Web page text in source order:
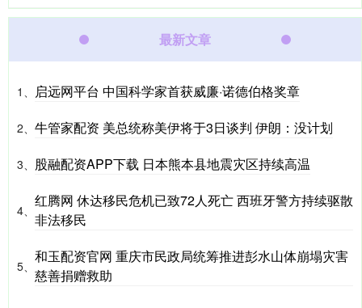
最新文章
1、 启远网平台 中国科学家首获威廉·诺德伯格奖章
2、 牛管家配资 美总统称美伊将于3日谈判 伊朗：没计划
3、 股融配资APP下载 日本熊本县地震灾区持续高温
4、
红腾网 休达移民危机已致72人死亡 西班牙警方持续驱散
非法移民
5、
和玉配资官网 重庆市民政局统筹推进彭水山体崩塌灾害
慈善捐赠救助